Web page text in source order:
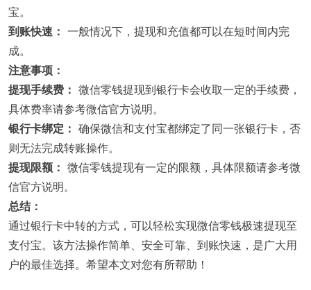
宝。
到账快速： 一般情况下，提现和充值都可以在短时间内完
成。
注意事项：
提现手续费： 微信零钱提现到银行卡会收取一定的手续费，
具体费率请参考微信官方说明。
银行卡绑定： 确保微信和支付宝都绑定了同一张银行卡，否
则无法完成转账操作。
提现限额： 微信零钱提现有一定的限额，具体限额请参考微
信官方说明。
总结：
通过银行卡中转的方式，可以轻松实现微信零钱极速提现至
支付宝。该方法操作简单、安全可靠、到账快速，是广大用
户的最佳选择。希望本文对您有所帮助！